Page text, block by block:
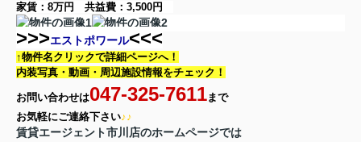
家賃： 8万円 共益費： 3,500円
>>>エストポワール<<<
↑物件名クリックで詳細ページへ！
内装写真・動画・ 周辺施設情報をチェック！
お問い合わせは047-325-7611まで
お気軽にご連絡下さい♪♪
賃貸エージェント市川店のホームページでは